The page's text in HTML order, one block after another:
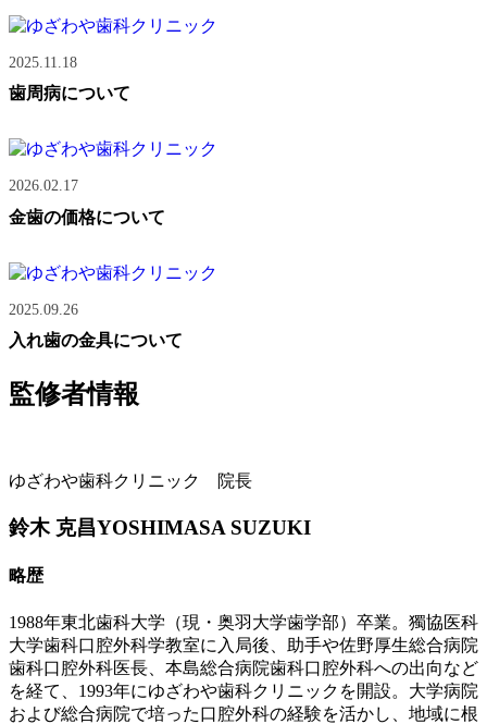
2025.11.18
歯周病について
2026.02.17
金歯の価格について
2025.09.26
入れ歯の金具について
監修者情報
ゆざわや歯科クリニック 院長
鈴木 克昌YOSHIMASA SUZUKI
略歴
1988年東北歯科大学（現・奥羽大学歯学部）卒業。獨協医科
大学歯科口腔外科学教室に入局後、助手や佐野厚生総合病院
歯科口腔外科医長、本島総合病院歯科口腔外科への出向など
を経て、1993年にゆざわや歯科クリニックを開設。大学病院
および総合病院で培った口腔外科の経験を活かし、地域に根